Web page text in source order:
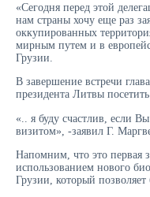
«Сегодня перед этой
нам страны хочу еще раз
оккупированных
мирным путем и в
Грузии.
В завершение встречи
президента Литвы
«.. я буду счастлив, если
визитом», -заявил Г.
Напомним, что это первая
использованием нового
Грузии, который